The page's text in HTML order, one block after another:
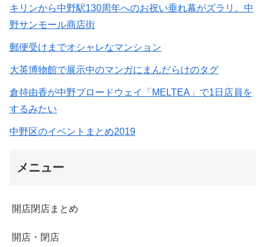
キリンから中野駅130周年へのお祝い垂れ幕がズラリ。中
野サンモール商店街
郵便受けまでオシャレなマンション
大英博物館で展示中のマンガにまんだらけのタグ
倉持由香が中野ブロードウェイ「MELTEA」で1日店員を
するみたい
中野区のイベントまとめ2019
メニュー
開店閉店まとめ
開店・閉店